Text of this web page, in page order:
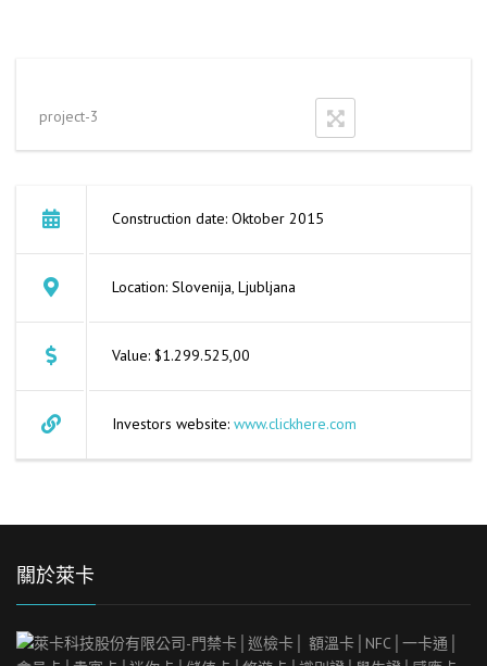
project-3
Construction date: Oktober 2015
Location: Slovenija, Ljubljana
Value: $1.299.525,00
Investors website: www.clickhere.com
關於萊卡